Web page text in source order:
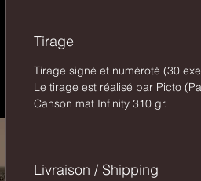
Tirage
Tirage signé et numéroté (30
Le tirage est réalisé par Picto
Canson mat Infinity 310 gr.
Livraison / Shipping